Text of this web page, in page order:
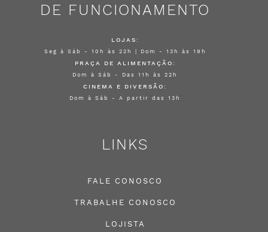
DE FUNCIONAMENTO
LOJAS:
Seg à Sáb - 10h às 22h | Dom - 13h às 19h
PRAÇA DE ALIMENTAÇÃO:
Dom à Sáb - Das 11h às 22h
CINEMA E DIVERSÃO:
Dom à Sáb - A partir das 13h
LINKS
FALE CONOSCO
TRABALHE CONOSCO
LOJISTA